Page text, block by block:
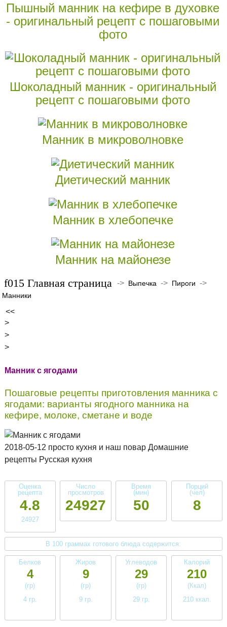
Пышный манник на кефире в духовке
- оригинальный рецепт с пошаговыми
фото
Шоколадный манник - оригинальный
рецепт с пошаговыми фото
Манник в микроволновке
Диетический манник
Манник в хлебопечке
Манник на майонезе
Главная страница -> Выпечка -> Пироги ->
Манники
<<
>
>
>
Манник с ягодами
Пошаговые рецепты приготовления манника с
ягодами: варианты ягодного манника на
кефире, молоке, сметане и воде
2018-05-12 просто кухня и наш повар Домашние
рецепты Русская кухня
Оценка
рецепта
4.8
24927
Число
просмотров
24927
Время
(мин)
50
Порций
(чел)
8
В 100 граммах готового блюда содержится:
Белков
4
(гр)
4 гр.
Жиров
9
(гр)
9 гр.
Углеводов
29
(гр)
29 гр.
Калорий
210
(Ккал)
210 ккал.